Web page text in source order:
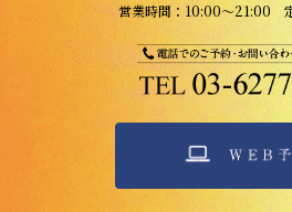
営業時間：10:00～21:00